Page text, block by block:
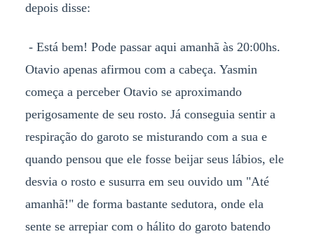
depois disse:
- Está bem! Pode passar aqui amanhã às 20:00hs.
Otavio apenas afirmou com a cabeça. Yasmin
começa a perceber Otavio se aproximando
perigosamente de seu rosto. Já conseguia sentir a
respiração do garoto se misturando com a sua e
quando pensou que ele fosse beijar seus lábios, ele
desvia o rosto e susurra em seu ouvido um "Até
amanhã!" de forma bastante sedutora, onde ela
sente se arrepiar com o hálito do garoto batendo